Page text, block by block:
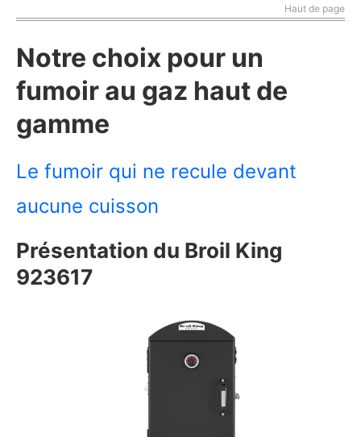
Haut de page
Notre choix pour un
fumoir au gaz haut de
gamme
Le fumoir qui ne recule devant
aucune cuisson
Présentation du Broil King
923617